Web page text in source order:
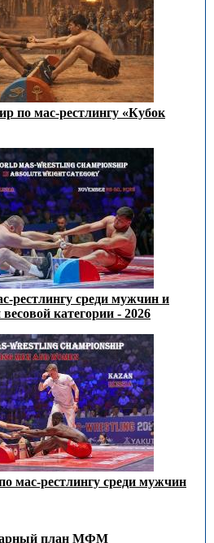
по мас-рестлингу «Кубок
рестлингу среди мужчин и
категории - 2026
мас-рестлингу среди мужчин
план МФМ